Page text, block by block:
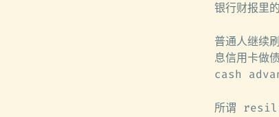
银行财报里
普通人继续
息信用卡做
cash
所谓